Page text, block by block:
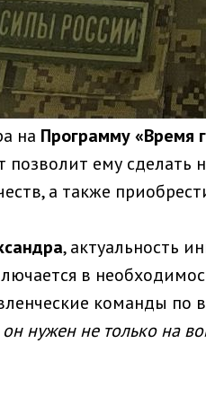
на Программу «Время
позволит ему
а также
, актуальность
в
команды по
нужен не только на